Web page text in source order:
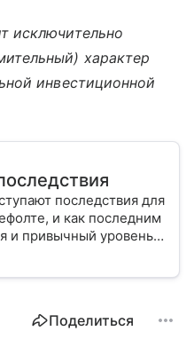
исключительно
характер
инвестиционной
последствия для
и как последним
и привычный уровень
Поделиться